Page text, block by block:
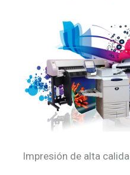
Impresión de alta